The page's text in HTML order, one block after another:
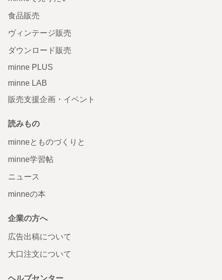
食品販売
ヴィンテージ販売
ダウンロード販売
minne PLUS
minne LAB
販売支援企画・イベント
読みもの
minneとものづくりと
minne学習帖
ニュース
minneの本
企業の方へ
広告出稿について
大口注文について
ヘルプセンター